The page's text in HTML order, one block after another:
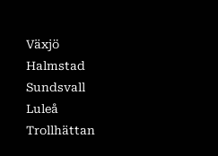
Växjö
Halmstad
Sundsvall
Luleå
Trollhättan